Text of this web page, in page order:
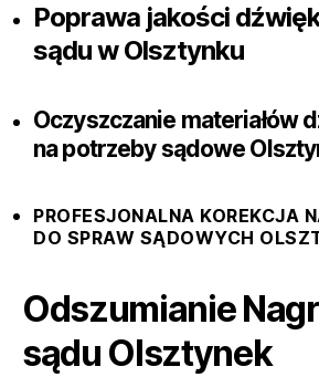
Poprawa jakości
sądu w Olsztynku
Oczyszczanie materiałów
na potrzeby sądowe
PROFESJONALNA KOREKCJA
DO SPRAW SĄDOWYCH
Odszumianie
sądu Olsztynek